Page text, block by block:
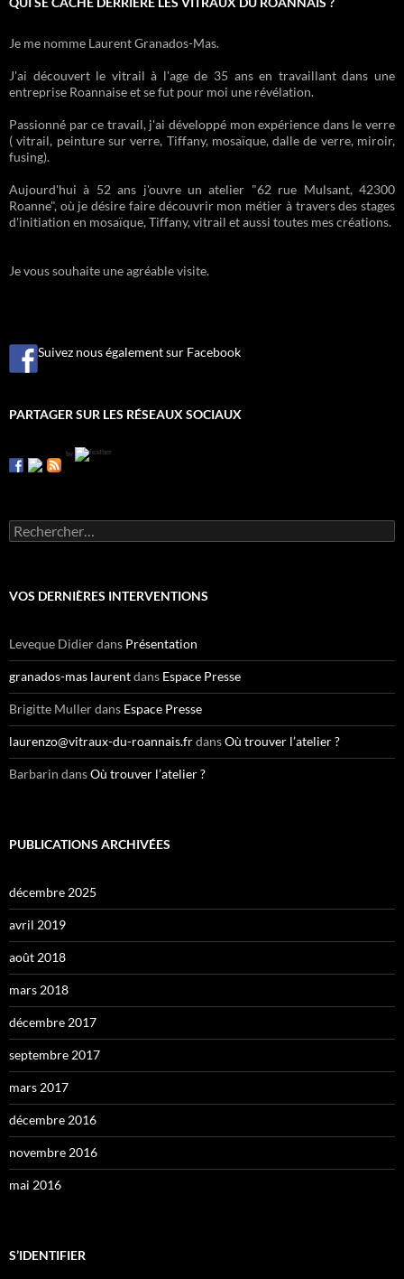
Je me nomme Laurent Granados-Mas.
J'ai découvert le vitrail à l'age de 35 ans en travaillant dans une
entreprise Roannaise et se fut pour moi une révélation.
Passionné par ce travail, j'ai développé mon expérience dans le verre
( vitrail, peinture sur verre, Tiffany, mosaïque, dalle de verre, miroir,
fusing).
Aujourd'hui à 52 ans j'ouvre un atelier "62 rue Mulsant, 42300
Roanne", où je désire faire découvrir mon métier à travers des stages
d'initiation en mosaïque, Tiffany, vitrail et aussi toutes mes créations.
Je vous souhaite une agréable visite.
Suivez nous également sur Facebook
PARTAGER SUR LES RÉSEAUX SOCIAUX
by
R
e
e
h
e
r
:
VOS DERNIÈRES INTERVENTIONS
Leveque Didierdans Présentation
granados-mas laurentdans Espace Presse
Brigitte Mullerdans Espace Presse
laurenzo@vitraux-du-roannais.frdansOù trouver l’atelier ?
Barbarin dansOù trouver l’atelier ?
PUBLICATIONS ARCHIVÉES
décembre 2025
avril 2019
août 2018
mars 2018
décembre 2017
septembre 2017
mars 2017
décembre 2016
novembre 2016
mai 2016
S’IDENTIFIER